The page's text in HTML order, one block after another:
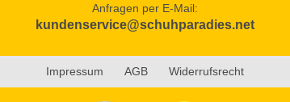
Anfragen per E-Mail:
kundenservice@schuhparadies.net
Impressum AGB Widerrufsrecht